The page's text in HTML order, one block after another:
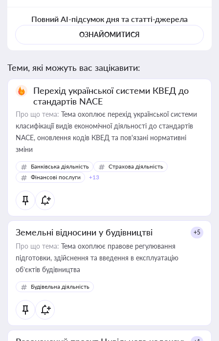
Повний AI-підсумок дня та статті-джерела
ОЗНАЙОМИТИСЯ
Теми, які можуть вас зацікавити:
Перехід української системи КВЕД до
стандартів NACE
Про що тема: Тема охоплює перехід української системи
класифікації видів економічної діяльності до стандартів
NACE, оновлення кодів КВЕД та пов'язані нормативні
зміни
Банківська діяльність
Страхова діяльність
Фінансові послуги
+13
Земельні відносини у будівництві +5
Про що тема: Тема охоплює правове регулювання
підготовки, здійснення та введення в експлуатацію
об’єктів будівництва
Будівельна діяльність